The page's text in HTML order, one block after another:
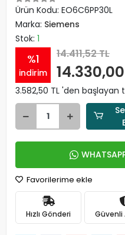
Ürün Kodu: EO6C6PP30L
Marka: Siemens
Stok: 1
%1
indirim
14.411,52 TL
3.582,50 TL 'den başlayan
Favorilerime ekle
Hızlı Gönderi Güvenli